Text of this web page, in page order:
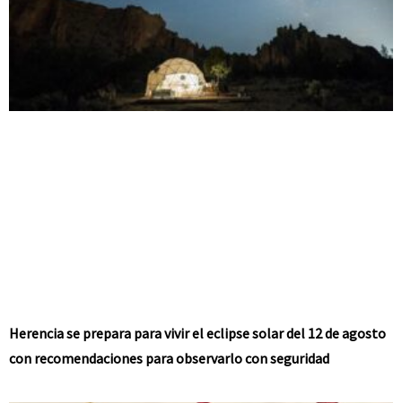
Herencia se prepara para vivir el eclipse solar del 12 de agosto
con recomendaciones para observarlo con seguridad